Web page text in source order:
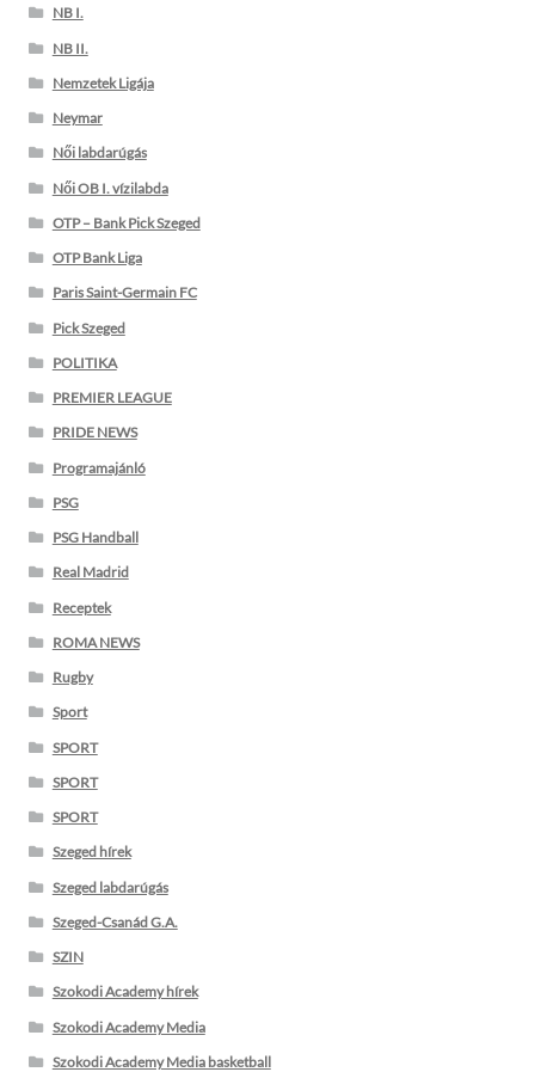
NB I.
NB II.
Nemzetek Ligája
Neymar
Női labdarúgás
Női OB I. vízilabda
OTP – Bank Pick Szeged
OTP Bank Liga
Paris Saint-Germain FC
Pick Szeged
POLITIKA
PREMIER LEAGUE
PRIDE NEWS
Programajánló
PSG
PSG Handball
Real Madrid
Receptek
ROMA NEWS
Rugby
Sport
SPORT
SPORT
SPORT
Szeged hírek
Szeged labdarúgás
Szeged-Csanád G.A.
SZIN
Szokodi Academy hírek
Szokodi Academy Media
Szokodi Academy Media basketball